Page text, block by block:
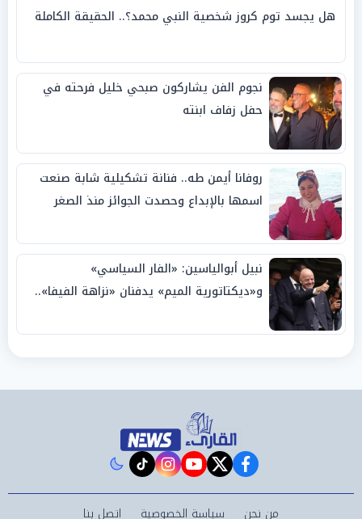
هل يجسد توم كروز شخصية النبي محمد؟.. الحقيقة الكاملة
نجوم الفن يشاركون صبحي خليل فرحته في
حفل زفاف ابنته
روفانا أيمن طه.. فنانة تشكيلية شابة صنعت
اسمها بالإبداع وحصدت الجوائز منذ الصغر
نبيل أبوالياسين: «الفار السياسي»
و«ديكتاتورية الميم» يدفنان «نزاهة الفيفا»..
facebook
twitter
youtube
instagram
tiktok
من نحن سياسة الخصوصية اتصل بنا